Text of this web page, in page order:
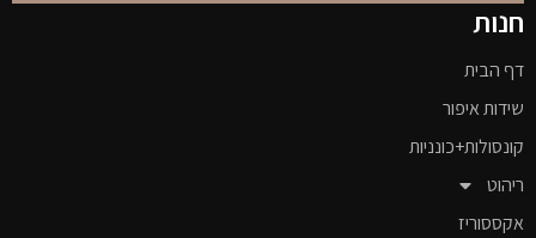
חנות
דף הבית
שידות איפור
קונסולות+כונניות
ריהוט
אקססוריז